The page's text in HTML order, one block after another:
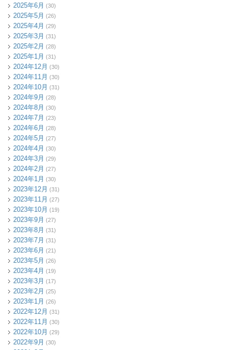
2025年6月 (30)
2025年5月 (26)
2025年4月 (29)
2025年3月 (31)
2025年2月 (28)
2025年1月 (31)
2024年12月 (30)
2024年11月 (30)
2024年10月 (31)
2024年9月 (28)
2024年8月 (30)
2024年7月 (23)
2024年6月 (28)
2024年5月 (27)
2024年4月 (30)
2024年3月 (29)
2024年2月 (27)
2024年1月 (30)
2023年12月 (31)
2023年11月 (27)
2023年10月 (19)
2023年9月 (27)
2023年8月 (31)
2023年7月 (31)
2023年6月 (21)
2023年5月 (26)
2023年4月 (19)
2023年3月 (17)
2023年2月 (25)
2023年1月 (26)
2022年12月 (31)
2022年11月 (30)
2022年10月 (29)
2022年9月 (30)